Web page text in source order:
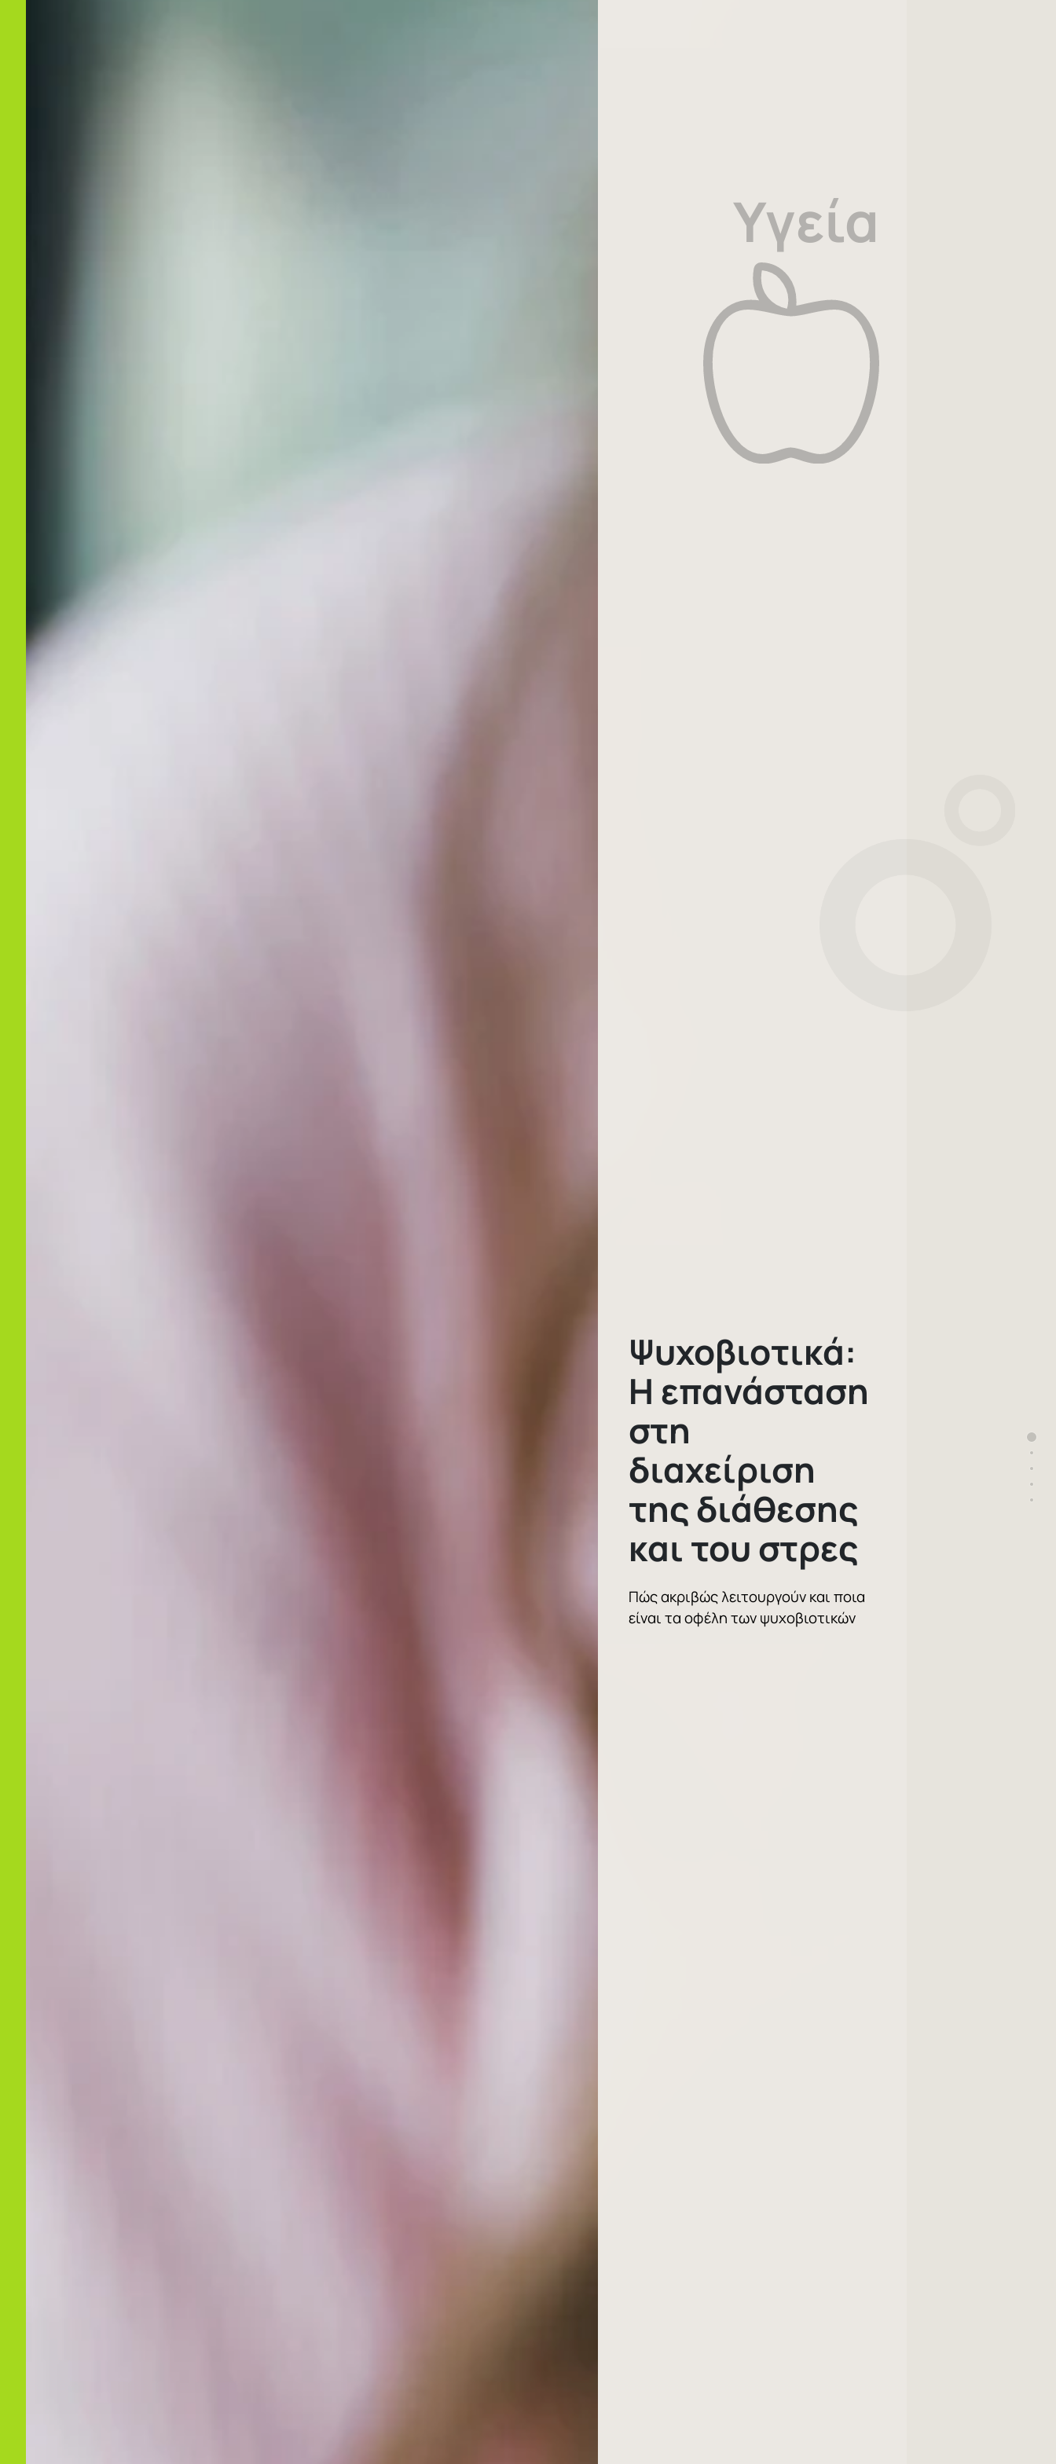
Υγεία
Ψυχοβιοτικά:
H επανάσταση
στη
διαχείριση
της διάθεσης
και του στρες
Πώς ακριβώς λειτουργούν και ποια
είναι τα οφέλη των ψυχοβιοτικών